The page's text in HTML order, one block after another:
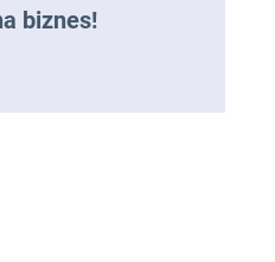
biznes!